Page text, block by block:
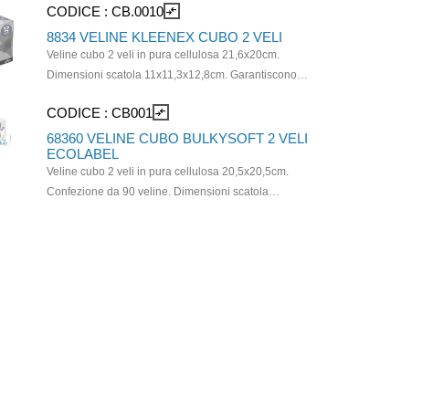
adatto ad ogni tipo di struttu Prodotto certificato FSC.
CODICE : CB.0010 compare_arrows
8834 VELINE KLEENEX CUBO 2 VELI
Veline cubo 2 veli in pura cellulosa 21,6x20cm.
Dimensioni scatola 11x11,3x12,8cm. Garantiscono
costi grazie al sistema di dispensazione a strappi
singoli. Le veline Kleenex® sono certificate FSC.
CODICE : CB001 compare_arrows
68360 VELINE CUBO BULKYSOFT 2 VELI
ECOLABEL
Veline cubo 2 veli in pura cellulosa 20,5x20,5cm.
Confezione da 90 veline. Dimensioni scatola